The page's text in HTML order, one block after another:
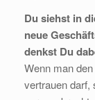
Du siehst in
neue
denkst Du
Wenn man
vertrauen darf,